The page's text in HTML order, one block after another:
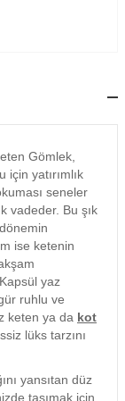
Gömlek,
yatırımlık
seneler
vadeder. Bu şık
ise ketenin
yaz
ruhlu ve
keten ya da kot
lüks tarzını
yansıtan düz
taşımak için